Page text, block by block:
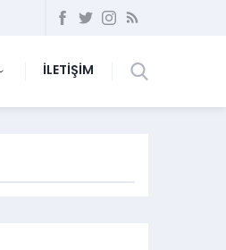
İLETİŞİM